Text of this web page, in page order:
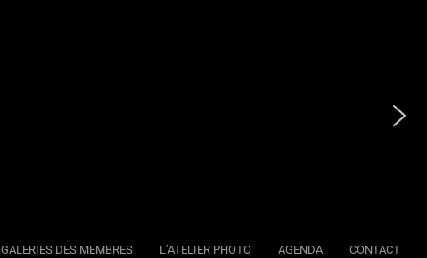
GALERIES DES MEMBRES L’ATELIER PHOTO AGENDA CONTACT